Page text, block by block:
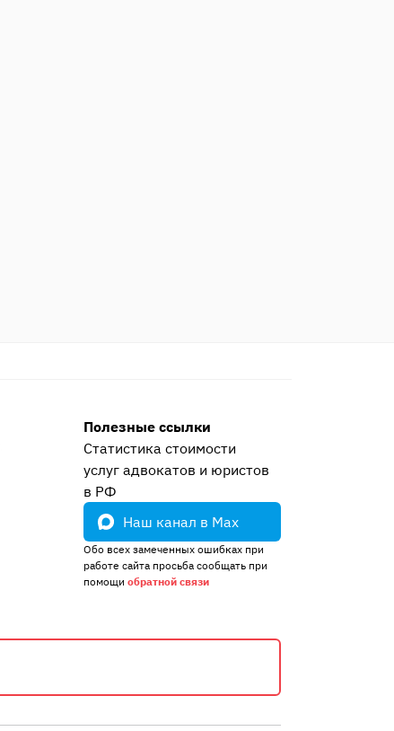
Полезные ссылки
Статистика стоимости
услуг адвокатов и юристов
в РФ
Наш канал в Max
Обо всех замеченных ошибках при
работе сайта просьба сообщать при
помощи обратной связи